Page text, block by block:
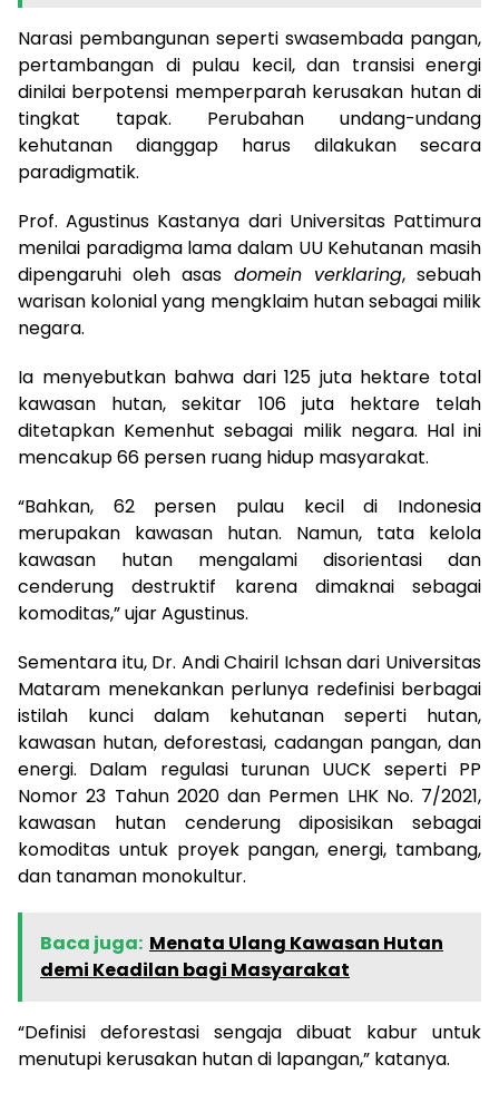
Narasi pembangunan seperti swasembada pangan,
pertambangan di pulau kecil, dan transisi energi
dinilai berpotensi memperparah kerusakan hutan di
tingkat tapak. Perubahan undang-undang
kehutanan dianggap harus dilakukan secara
paradigmatik.
Prof. Agustinus Kastanya dari Universitas Pattimura
menilai paradigma lama dalam UU Kehutanan masih
dipengaruhi oleh asas domein verklaring, sebuah
warisan kolonial yang mengklaim hutan sebagai milik
negara.
Ia menyebutkan bahwa dari 125 juta hektare total
kawasan hutan, sekitar 106 juta hektare telah
ditetapkan Kemenhut sebagai milik negara. Hal ini
mencakup 66 persen ruang hidup masyarakat.
“Bahkan, 62 persen pulau kecil di Indonesia
merupakan kawasan hutan. Namun, tata kelola
kawasan hutan mengalami disorientasi dan
cenderung destruktif karena dimaknai sebagai
komoditas,” ujar Agustinus.
Sementara itu, Dr. Andi Chairil Ichsan dari Universitas
Mataram menekankan perlunya redefinisi berbagai
istilah kunci dalam kehutanan seperti hutan,
kawasan hutan, deforestasi, cadangan pangan, dan
energi. Dalam regulasi turunan UUCK seperti PP
Nomor 23 Tahun 2020 dan Permen LHK No. 7/2021,
kawasan hutan cenderung diposisikan sebagai
komoditas untuk proyek pangan, energi, tambang,
dan tanaman monokultur.
Baca juga: Menata Ulang Kawasan Hutan
demi Keadilan bagi Masyarakat
“Definisi deforestasi sengaja dibuat kabur untuk
menutupi kerusakan hutan di lapangan,” katanya.